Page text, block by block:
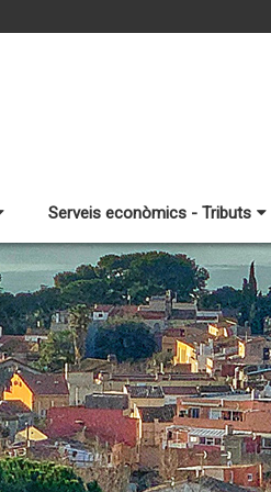
Serveis econòmics - Tributs